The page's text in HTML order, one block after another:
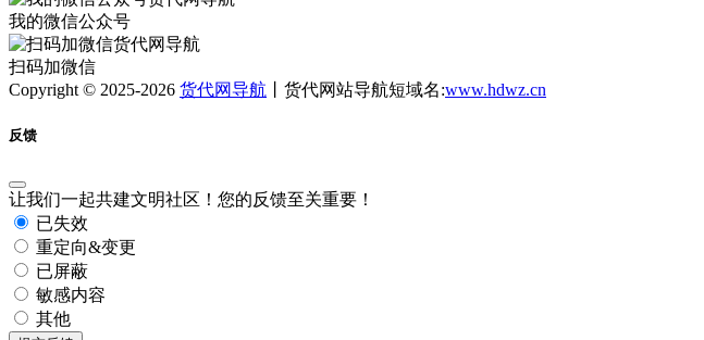
我的微信公众号
扫码加微信
Copyright © 2025-2026 货代网导航 丨货代网站导航短域名:www.hdwz.cn
反馈
让我们一起共建文明社区！您的反馈至关重要！
已失效
重定向&变更
已屏蔽
敏感内容
其他